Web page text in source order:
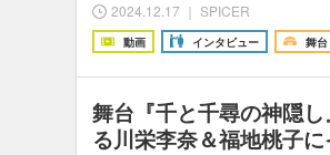
2024.12.17 ｜ SPICER
動画 インタビュー 舞台
舞台『千と千尋の神隠
る川栄李奈＆福地桃子